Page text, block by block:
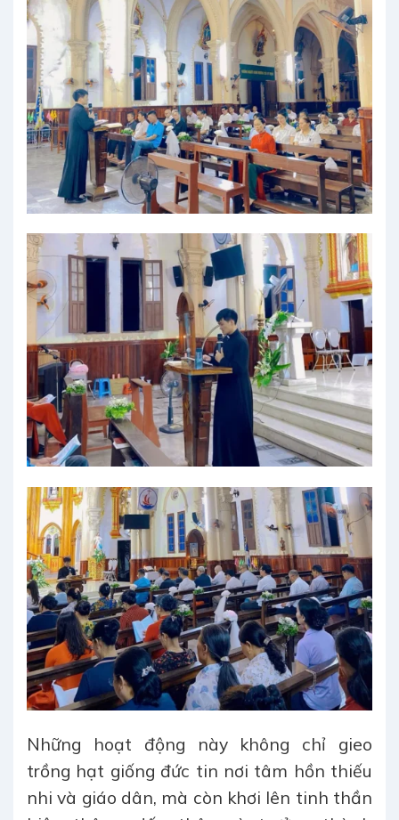
Những hoạt động này không chỉ gieo
trồng hạt giống đức tin nơi tâm hồn thiếu
nhi và giáo dân, mà còn khơi lên tinh thần